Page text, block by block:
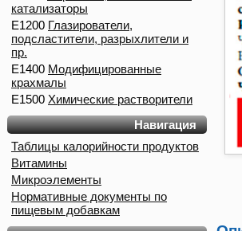
катализаторы
E1200 Глазирователи,
подсластители, разрыхлители и
пр.
E1400 Модифицированные
крахмалы
E1500 Химические растворители
Навигация
Таблицы калорийности продуктов
Витамины
Микроэлементы
Нормативные документы по
пищевым добавкам